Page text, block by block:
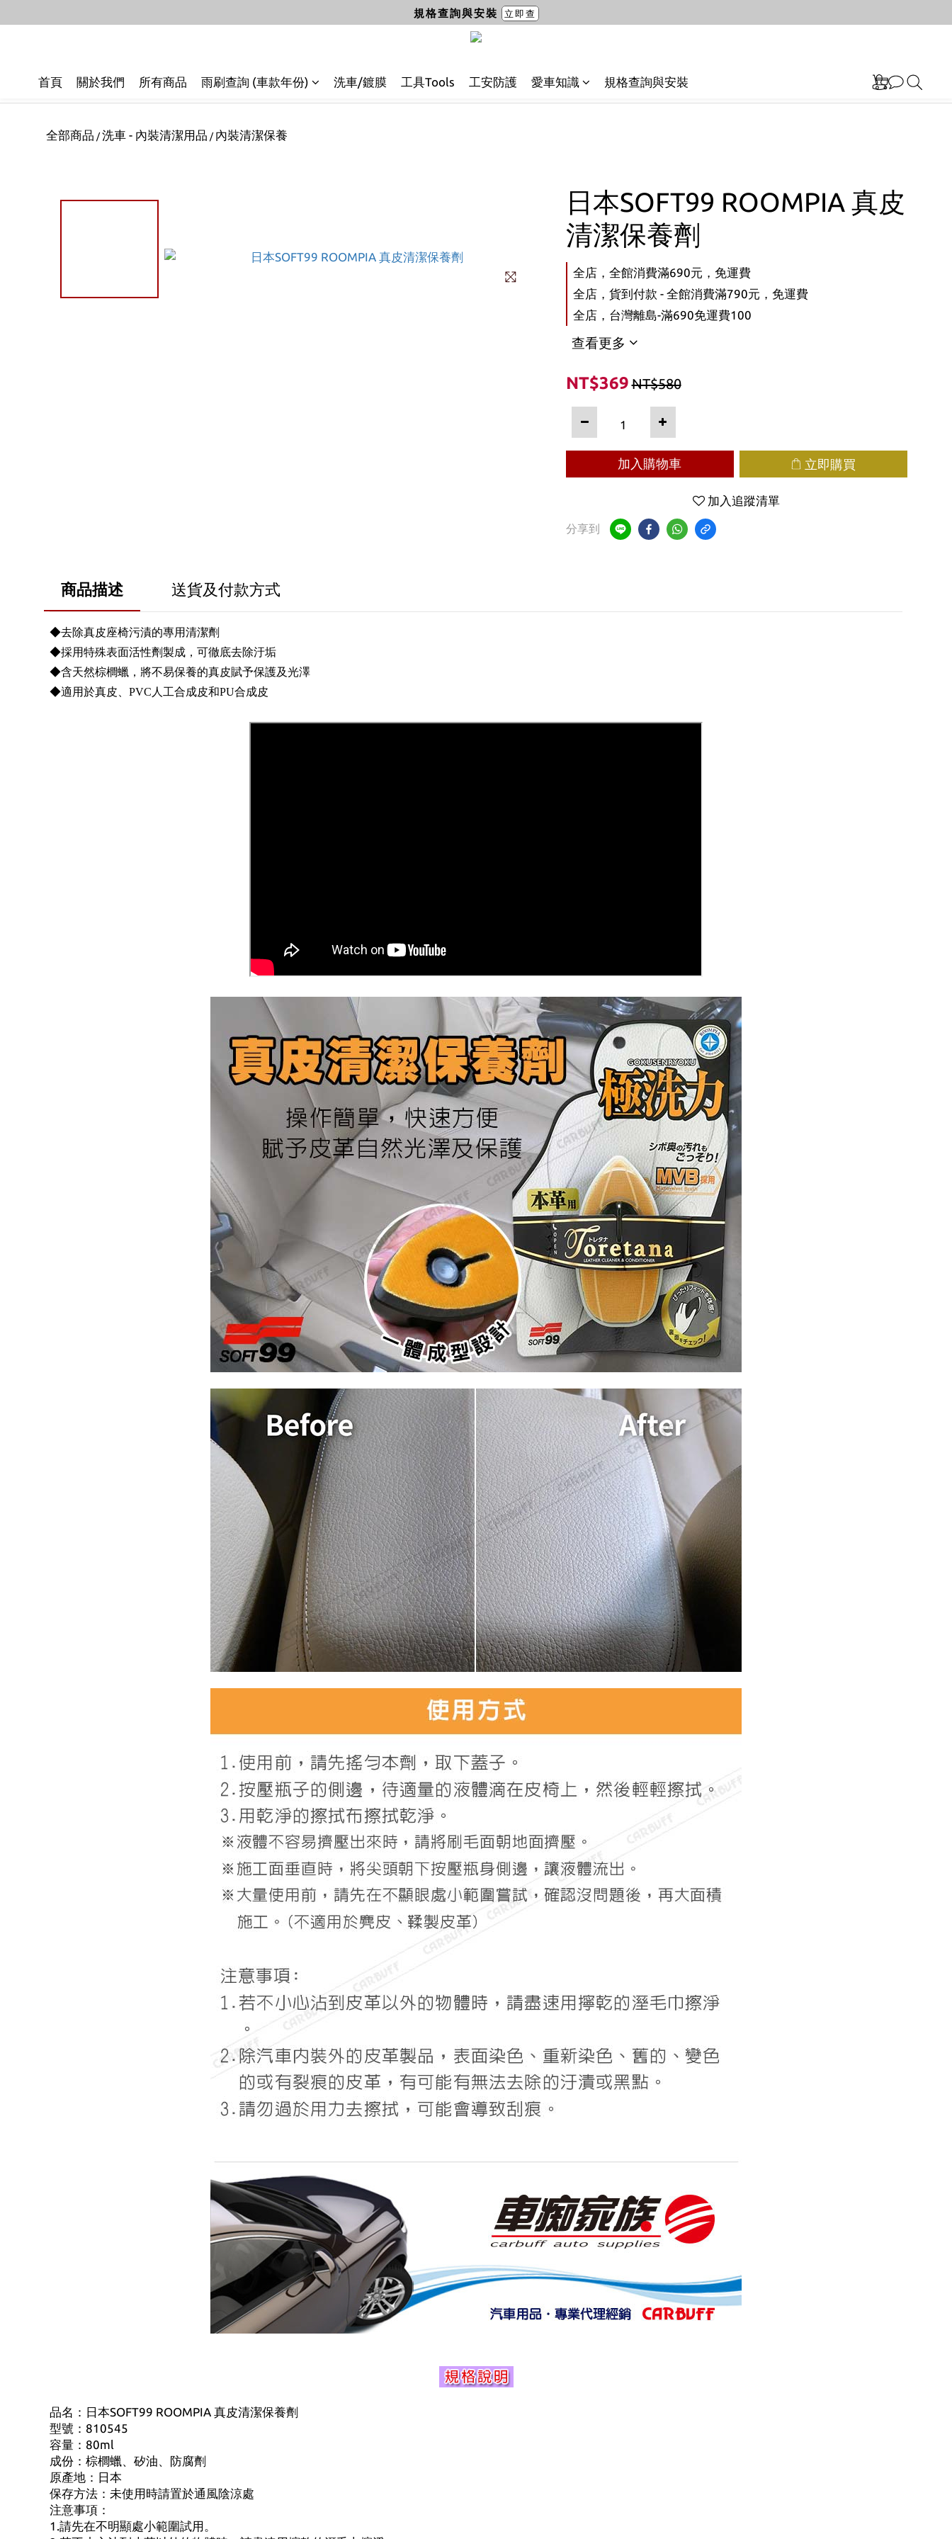
首頁 關於我們 所有商品 雨刷查詢 (車款年份) 洗車/鍍膜 工具Tools 工安防護 愛車知識 規格查詢與安裝
全部商品 / 洗車 - 內裝清潔用品 / 內裝清潔保養
日本SOFT99 ROOMPIA 真皮
清潔保養劑
全店，全館消費滿690元，免運費
全店，貨到付款 - 全館消費滿790元，免運費
全店，台灣離島-滿690免運費100
查看更多
NT$369NT$580
加入購物車 立即購買
加入追蹤清單
分享到
商品描述 送貨及付款方式
◆去除真皮座椅污漬的專用清潔劑
◆採用特殊表面活性劑製成，可徹底去除汙垢
◆含天然棕櫚蠟，將不易保養的真皮賦予保護及光澤
◆適用於真皮、PVC人工合成皮和PU合成皮
品名：日本SOFT99 ROOMPIA 真皮清潔保養劑
型號：810545
容量：80ml
成份：棕櫚蠟、矽油、防腐劑
原產地：日本
保存方法：未使用時請置於通風陰涼處
注意事項：
1.請先在不明顯處小範圍試用。
規格查詢與安裝 立即查